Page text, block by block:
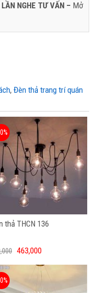
NGHE TƯ VẤN – Mở
, Đèn thả trang trí quán
thả THCN 136
463,000